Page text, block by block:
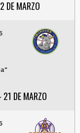
DE MARZO
21 DE MARZO